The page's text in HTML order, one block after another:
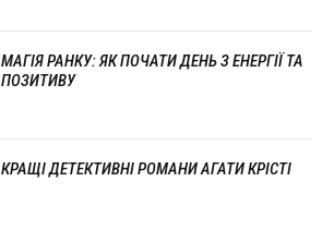
МАГІЯ РАНКУ: ЯК ПОЧАТИ ДЕНЬ З ЕНЕРГІЇ ТА
ПОЗИТИВУ
КРАЩІ ДЕТЕКТИВНІ РОМАНИ АГАТИ КРІСТІ